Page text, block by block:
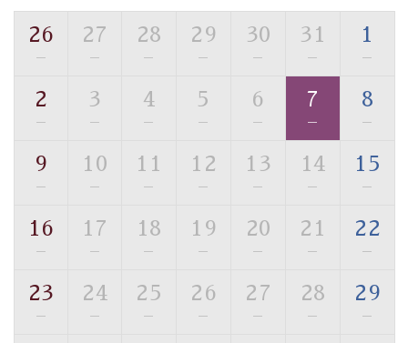
用。 足元が柔らかく、そして滑りにくい畳のお風呂で
す。
※男性大浴場までのご移動には階段がございます。 予め
■貸切温泉風呂 （40分2000円）
む貸切温泉風呂です。ゆったりといやされるプライベー
【旅】
豊富な知識を持ったドライバー兼ガイドが諏訪大社をご
案内します。
事前ご予約制ですので、ご利用ご希望の方
26
—
27
—
28
—
29
—
30
—
31
—
1
—
2
—
3
—
4
—
5
—
6
—
7
—
8
—
9
—
10
—
11
—
12
—
13
—
14
—
15
—
16
—
17
—
18
—
19
—
20
—
21
—
22
—
23
—
24
—
25
—
26
—
27
—
28
—
29
—